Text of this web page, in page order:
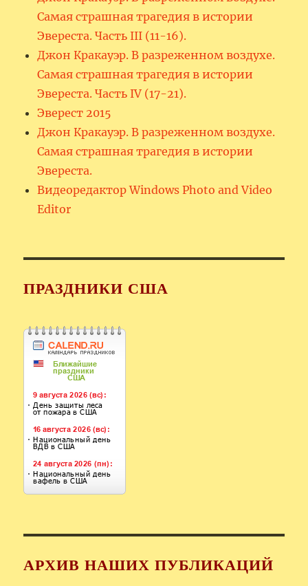
Самая страшная трагедия в истории
Эвереста. Часть III (11-16).
Джон Кракауэр. В разреженном воздухе.
Самая страшная трагедия в истории
Эвереста. Часть IV (17-21).
Эверест 2015
Джон Кракауэр. В разреженном воздухе.
Самая страшная трагедия в истории
Эвереста.
Видеоредактор Windows Photo and Video
Editor
ПРАЗДНИКИ США
АРХИВ НАШИХ ПУБЛИКАЦИЙ